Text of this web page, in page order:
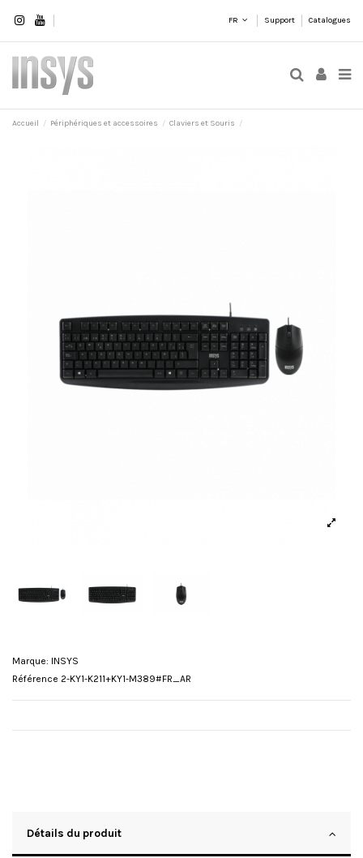
FR Support Catalogues
Accueil Périphériques et accessoires Claviers et Souris
Marque: INSYS
Référence 2-KY1-K211+KY1-M389#FR_AR
Détails du produit